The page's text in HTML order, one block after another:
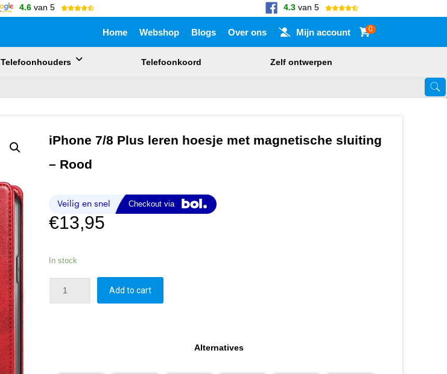
4.6 van 5 4.3 van 5
Home Webshop Blogs Over ons Mijn account 0
Telefoonhouders Telefoonkoord Zelf ontwerpen
iPhone 7/8 Plus leren hoesje met magnetische sluiting
– Rood
€13,95
In stock
Add to cart
Alternatives